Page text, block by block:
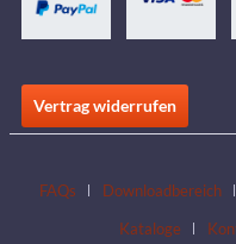
Vertrag widerrufen
FAQs Downloadbereich
Kataloge